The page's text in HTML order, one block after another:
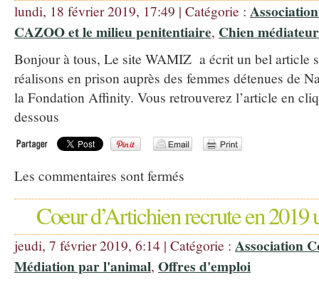
lundi, 18 février 2019, 17:49 | Catégorie :
CAZOO et le milieu penitentiaire, Chien médiateur
Bonjour à tous, Le site WAMIZ a écrit un bel article
réalisons en prison auprès des femmes détenues de
la Fondation Affinity. Vous retrouverez l’article en
dessous
Les commentaires sont fermés
Coeur d’Artichien recrute en 2019
jeudi, 7 février 2019, 6:14 | Catégorie : Association
Médiation par l'animal, Offres d'emploi